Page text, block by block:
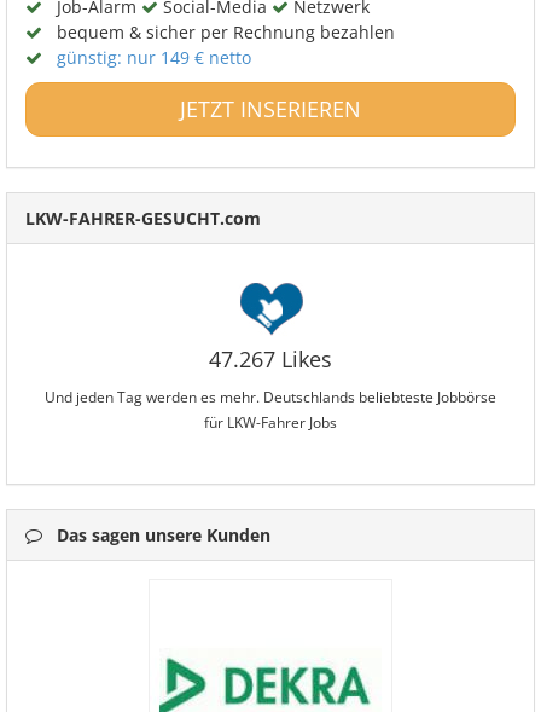
Job-Alarm
Social-Media
Netzwerk
bequem & sicher per Rechnung bezahlen
günstig: nur 149 € netto
JETZT INSERIEREN
LKW-FAHRER-GESUCHT.com
47.267 Likes
Und jeden Tag werden es mehr. Deutschlands beliebteste Jobbörse
für LKW-Fahrer Jobs
Das sagen unsere Kunden